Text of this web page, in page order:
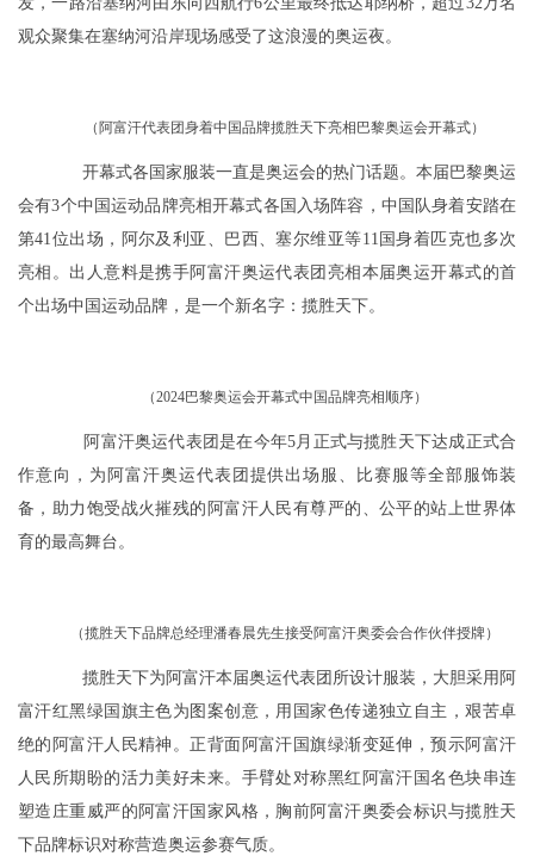
观众聚集在塞纳河沿岸现场感受了这浪漫的奥运夜。
（阿富汗代表团身着中国品牌揽胜天下亮相巴黎奥运会开幕式）
开幕式各国家服装一直是奥运会的热门话题。本届巴黎奥运
会有3个中国运动品牌亮相开幕式各国入场阵容，中国队身着安踏在
第41位出场，阿尔及利亚、巴西、塞尔维亚等11国身着匹克也多次
亮相。出人意料是携手阿富汗奥运代表团亮相本届奥运开幕式的首
个出场中国运动品牌，是一个新名字：揽胜天下。
（2024巴黎奥运会开幕式中国品牌亮相顺序）
阿富汗奥运代表团是在今年5月正式与揽胜天下达成正式合
作意向，为阿富汗奥运代表团提供出场服、比赛服等全部服饰装
备，助力饱受战火摧残的阿富汗人民有尊严的、公平的站上世界体
育的最高舞台。
（揽胜天下品牌总经理潘春晨先生接受阿富汗奥委会合作伙伴授牌）
揽胜天下为阿富汗本届奥运代表团所设计服装，大胆采用阿
富汗红黑绿国旗主色为图案创意，用国家色传递独立自主，艰苦卓
绝的阿富汗人民精神。正背面阿富汗国旗绿渐变延伸，预示阿富汗
人民所期盼的活力美好未来。手臂处对称黑红阿富汗国名色块串连
塑造庄重威严的阿富汗国家风格，胸前阿富汗奥委会标识与揽胜天
下品牌标识对称营造奥运参赛气质。